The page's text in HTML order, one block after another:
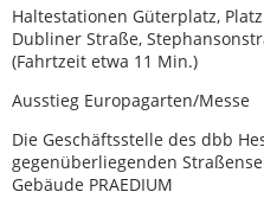
Haltestationen Güterplatz,
Dubliner Straße,
(Fahrtzeit etwa 11 Min.)
Ausstieg Europagarten/Messe
Die Geschäftsstelle des dbb
gegenüberliegenden
Gebäude PRAEDIUM